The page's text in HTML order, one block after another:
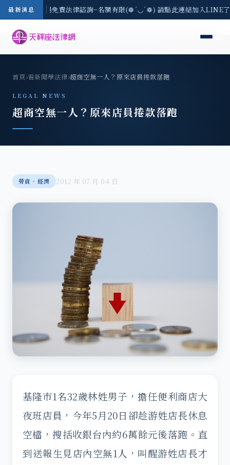
最新消息
-8/3(一) 現場免費法律諮詢~名額有限(❁´◡`❁) 請點此連結加入LINE
首頁›看新聞學法律›超商空無一人？原來店員捲款落跑
LEGAL NEWS
超商空無一人？原來店員捲款落跑
勞資‧經濟 2012 年 07 月 04 日
基隆市1名32歲林姓男子，擔任便利商店大
夜班店員，今年5月20日卻趁游姓店長休息
空檔，搜括收銀台內約6萬餘元後落跑。直
到送報生見店內空無1人，叫醒游姓店長才